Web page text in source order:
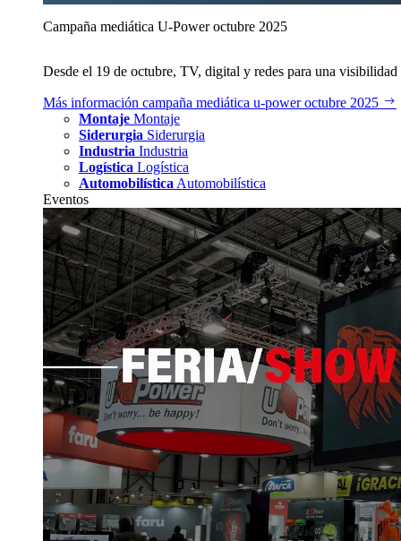
Campaña mediática U‑Power octubre 2025
Desde el 19 de octubre, TV, digital y redes para una
Más información campaña mediática u‑power octubre 2025
Montaje Montaje
Siderurgia Siderurgia
Industria Industria
Logística Logística
Automobilística Automobilística
Eventos